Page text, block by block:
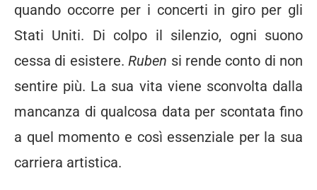
quando occorre per i concerti in giro per gli
Stati Uniti. Di colpo il silenzio, ogni suono
cessa di esistere.Ruben si rende conto di non
sentire più. La sua vita viene sconvolta dalla
mancanza di qualcosa data per scontata fino
a quel momento e così essenziale per la sua
carriera artistica.